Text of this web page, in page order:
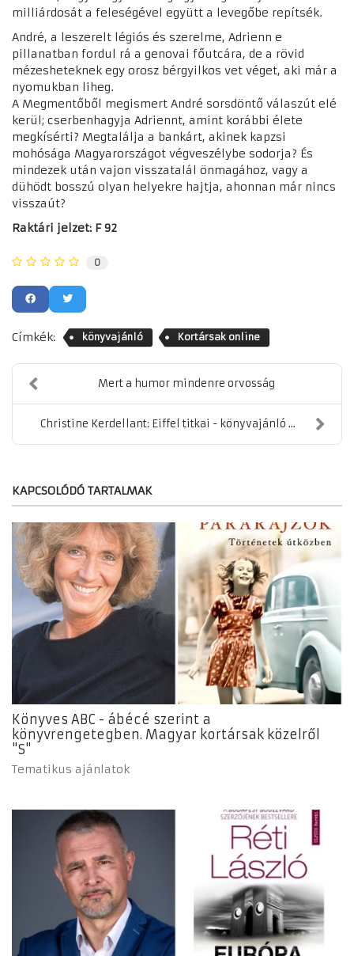
milliárdosát a feleségével együtt a levegőbe repítsék.
André, a leszerelt légiós és szerelme, Adrienn e
pillanatban fordul rá a genovai főutcára, de a rövid
mézesheteknek egy orosz bérgyilkos vet véget, aki már a
nyomukban liheg.
A Megmentőből megismert André sorsdöntő válaszút elé
kerül; cserbenhagyja Adriennt, amint korábbi élete
megkísérti? Megtalálja a bankárt, akinek kapzsi
mohósága Magyarországot végveszélybe sodorja? És
mindezek után vajon visszatalál önmagához, vagy a
dühödt bosszú olyan helyekre hajtja, ahonnan már nincs
visszaút?
Raktári jelzet: F 92
0
Címkék: könyvajánló Kortársak online
Mert a humor mindenre orvosság
Christine Kerdellant: Eiffel titkai - könyvajánló ...
KAPCSOLÓDÓ TARTALMAK
Könyves ABC - ábécé szerint a
könyvrengetegben. Magyar kortársak közelről
"S"
Tematikus ajánlatok